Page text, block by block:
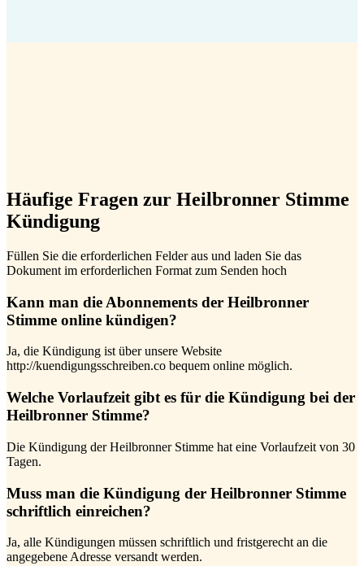
Häufige Fragen zur Heilbronner Stimme
Kündigung
Füllen Sie die erforderlichen Felder aus und laden Sie das
Dokument im erforderlichen Format zum Senden hoch
Kann man die Abonnements der Heilbronner
Stimme online kündigen?
Ja, die Kündigung ist über unsere Website
http://kuendigungsschreiben.co bequem online möglich.
Welche Vorlaufzeit gibt es für die Kündigung bei der
Heilbronner Stimme?
Die Kündigung der Heilbronner Stimme hat eine Vorlaufzeit von 30
Tagen.
Muss man die Kündigung der Heilbronner Stimme
schriftlich einreichen?
Ja, alle Kündigungen müssen schriftlich und fristgerecht an die
angegebene Adresse versandt werden.